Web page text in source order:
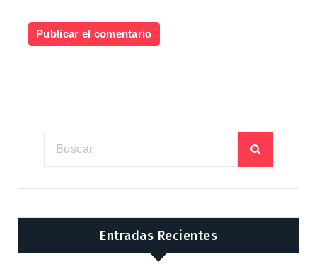
Entradas Recientes